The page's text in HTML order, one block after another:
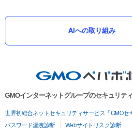
AIへの取り組み
GMOインターネットグループのセキュリテ
世界初総合ネットセキュリティサービス「GMOセ
パスワード漏洩診断
Webサイトリスク診断